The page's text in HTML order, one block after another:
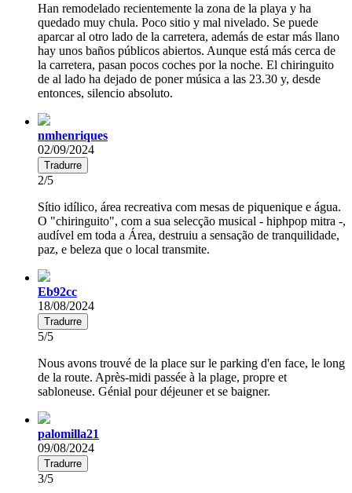
Han remodelado recientemente la zona de la playa y ha
quedado muy chula. Poco sitio y mal nivelado. Se puede
aparcar al otro lado de la carretera, además de estar más llano
hay unos baños públicos abiertos. Aunque está más cerca de
la carretera, pasan pocos coches por la noche. El chiringuito
de al lado ha dejado de poner música a las 23.30 y, desde
entonces, silencio absoluto.
nmhenriques
02/09/2024
Tradurre
2/5
Sítio idílico, área recreativa com mesas de piquenique e água.
O "chiringuito", com a sua selecção musical - hiphpop mitra -,
audível em toda a Área, destruiu a sensação de tranquilidade,
paz, e beleza que o local transmite.
Eb92cc
18/08/2024
Tradurre
5/5
Nous avons trouvé de la place sur le parking d'en face, le long
de la route. Après-midi passée à la plage, propre et
sabloneuse. Génial pour déjeuner et se baigner.
palomilla21
09/08/2024
Tradurre
3/5